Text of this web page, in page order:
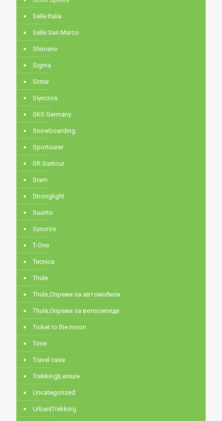
Selle Italia
Selle San Marco
Shimano
Sigma
Sinter
Siyncros
SKS Germany
Snowboarding
Sportourer
SR Suntour
Sram
Stronglight
Suunto
Syncros
T-One
Tecnica
Thule
Thule,Опрема за автомобили
Thule,Опрема за велосипеди
Ticket to the moon
Time
Travel case
Trekking|Leisure
Uncategorized
Urban|Trekking